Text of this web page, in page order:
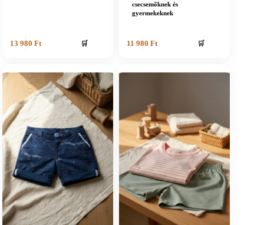
13 980 Ft 🛒
csecsemőknek és
gyermekeknek
11 980Ft 🛒